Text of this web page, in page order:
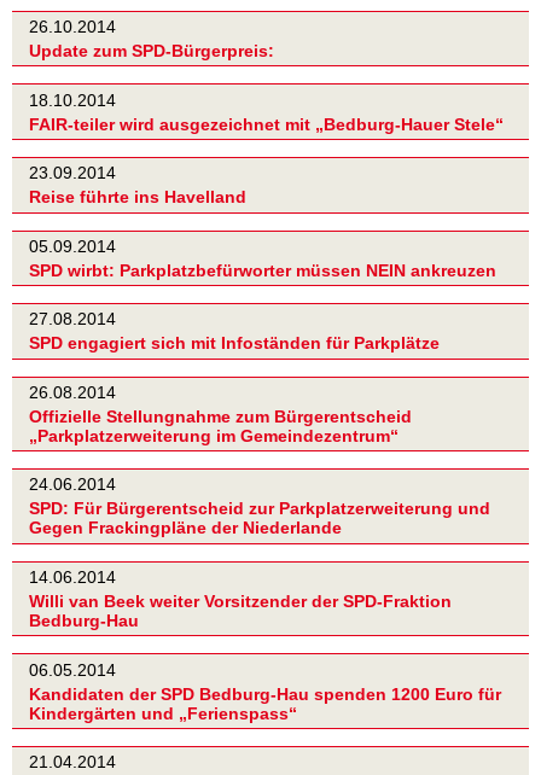
26.10.2014
Update zum SPD-Bürgerpreis:
18.10.2014
FAIR-teiler wird ausgezeichnet mit „Bedburg-Hauer Stele“
23.09.2014
Reise führte ins Havelland
05.09.2014
SPD wirbt: Parkplatzbefürworter müssen NEIN ankreuzen
27.08.2014
SPD engagiert sich mit Infoständen für Parkplätze
26.08.2014
Offizielle Stellungnahme zum Bürgerentscheid
„Parkplatzerweiterung im Gemeindezentrum“
24.06.2014
SPD: Für Bürgerentscheid zur Parkplatzerweiterung und
Gegen Frackingpläne der Niederlande
14.06.2014
Willi van Beek weiter Vorsitzender der SPD-Fraktion
Bedburg-Hau
06.05.2014
Kandidaten der SPD Bedburg-Hau spenden 1200 Euro für
Kindergärten und „Ferienspass“
21.04.2014